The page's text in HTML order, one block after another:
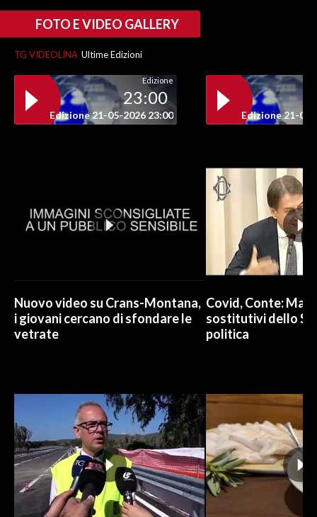
FOTO E VIDEO GALLERY
TG VIDEOLINA Ultime Edizioni
Edizione
23:00
Edizione 21-05-2026 23:00 Edizione 21-05-
Nuovo video su Crans-Montana,
i giovani cercano di sfondare le
vetrate
Covid, Conte: Mai
sostitutivi dello
politica